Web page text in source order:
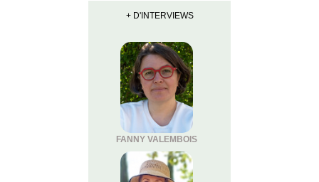
+ D'INTERVIEWS
FANNY VALEMBOIS